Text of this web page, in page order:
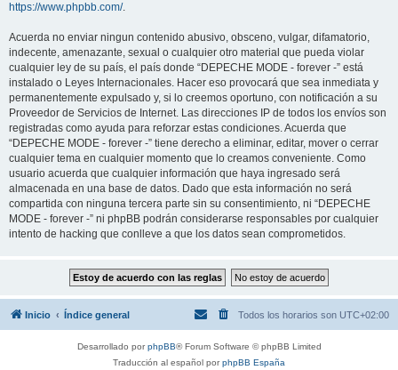
https://www.phpbb.com/.
Acuerda no enviar ningun contenido abusivo, obsceno, vulgar, difamatorio,
indecente, amenazante, sexual o cualquier otro material que pueda violar
cualquier ley de su país, el país donde “DEPECHE MODE - forever -” está
instalado o Leyes Internacionales. Hacer eso provocará que sea inmediata y
permanentemente expulsado y, si lo creemos oportuno, con notificación a su
Proveedor de Servicios de Internet. Las direcciones IP de todos los envíos son
registradas como ayuda para reforzar estas condiciones. Acuerda que
“DEPECHE MODE - forever -” tiene derecho a eliminar, editar, mover o cerrar
cualquier tema en cualquier momento que lo creamos conveniente. Como
usuario acuerda que cualquier información que haya ingresado será
almacenada en una base de datos. Dado que esta información no será
compartida con ninguna tercera parte sin su consentimiento, ni “DEPECHE
MODE - forever -” ni phpBB podrán considerarse responsables por cualquier
intento de hacking que conlleve a que los datos sean comprometidos.
Inicio Índice general Todos los horarios son UTC+02:00
Desarrollado porphpBB® Forum Software © phpBB Limited
Traducción al español porphpBB España